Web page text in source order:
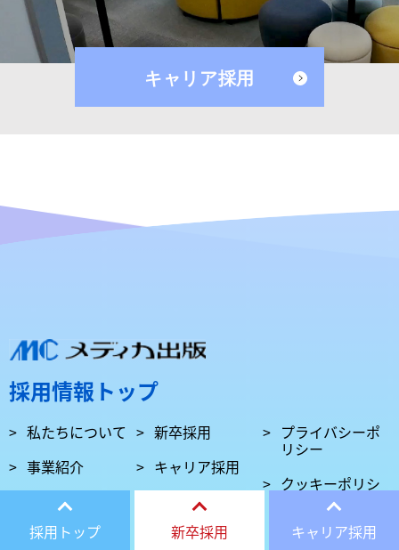
採用トップ 新卒採用 キャリア採用
キャリア採用
採用情報トップ
私たちについて
事業紹介
働く環境
社員について
新卒採用
キャリア採用
プライバシーポ
リシー
クッキーポリシ